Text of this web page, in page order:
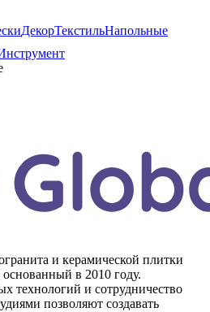
ДекорТекстильНапольные
и керамической плитки
в 2010 году.
технологий и сотрудничество
позволяют создавать